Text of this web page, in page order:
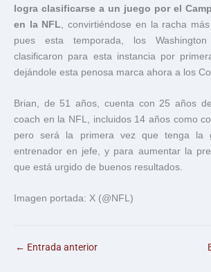
logra clasificarse a un juego por el
en la NFL , convirtiéndose en la racha
pues esta temporada, los
clasificaron para esta instancia por
dejándole esta penosa marca ahora a los
Brian, de 51 años, cuenta con 25 años
coach en la NFL, incluidos 14 años como
pero será la primera vez que tenga la
entrenador en jefe, y para aumentar la
que está urgido de buenos resultados.
Imagen portada: X (@NFL)
← Entrada anterior